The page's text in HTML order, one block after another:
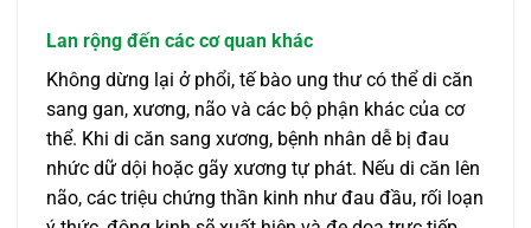
Lan rộng đến các cơ quan khác
Không dừng lại ở phổi, tế bào ung thư có thể di căn
sang gan, xương, não và các bộ phận khác của cơ
thể. Khi di căn sang xương, bệnh nhân dễ bị đau
nhức dữ dội hoặc gãy xương tự phát. Nếu di căn lên
não, các triệu chứng thần kinh như đau đầu, rối loạn